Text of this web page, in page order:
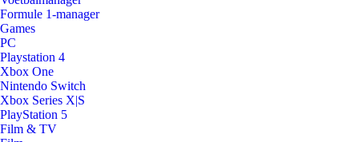
Formule 1-manager
Games
PC
Playstation 4
Xbox One
Nintendo Switch
Xbox Series X|S
PlayStation 5
Film & TV